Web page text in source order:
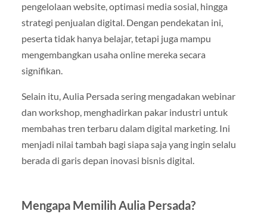
pengelolaan website, optimasi media sosial, hingga
strategi penjualan digital. Dengan pendekatan ini,
peserta tidak hanya belajar, tetapi juga mampu
mengembangkan usaha online mereka secara
signifikan.
Selain itu, Aulia Persada sering mengadakan webinar
dan workshop, menghadirkan pakar industri untuk
membahas tren terbaru dalam digital marketing. Ini
menjadi nilai tambah bagi siapa saja yang ingin selalu
berada di garis depan inovasi bisnis digital.
Mengapa Memilih Aulia Persada?